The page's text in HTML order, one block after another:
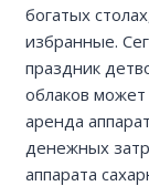
богатых
избранные.
праздник
облаков
аренда
денежных
аппарата